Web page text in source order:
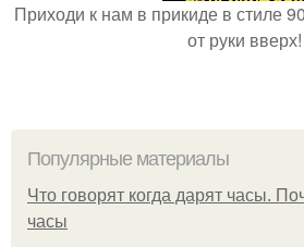
Приходи к нам в прикиде в стиле
от руки вверх!
Популярные материалы
Что говорят когда дарят часы.
часы